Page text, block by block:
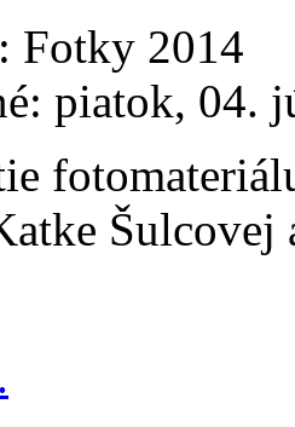
Fotky 2014
piatok, 04.